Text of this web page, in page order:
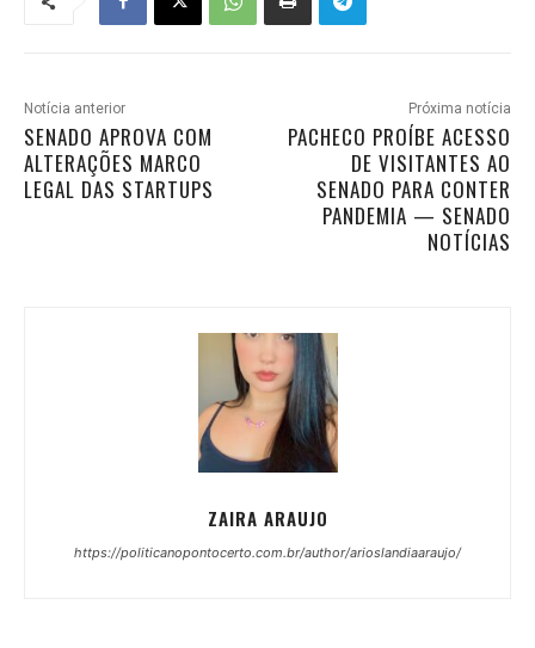
Notícia anterior
SENADO APROVA COM
ALTERAÇÕES MARCO
LEGAL DAS STARTUPS
Próxima notícia
PACHECO PROÍBE ACESSO
DE VISITANTES AO
SENADO PARA CONTER
PANDEMIA — SENADO
NOTÍCIAS
ZAIRA ARAUJO
https://politicanopontocerto.com.br/author/arioslandiaaraujo/